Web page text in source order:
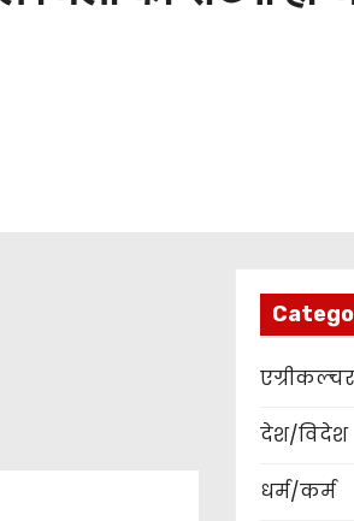
एग्रीकल्चर
देश/विदेश
धर्म/कर्म